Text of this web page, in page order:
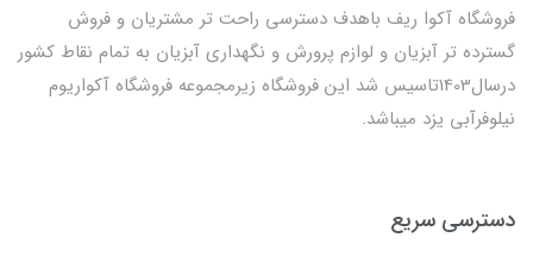
فروشگاه آکوا ریف باهدف دسترسی راحت تر مشتریان و فروش
گسترده تر آبزیان و لوازم پرورش و نگهداری آبزیان به تمام نقاط کشور
درسال1403تاسیس شد این فروشگاه زیرمجموعه فروشگاه آکواریوم
نیلوفرآبی یزد میباشد.
دسترسی سریع